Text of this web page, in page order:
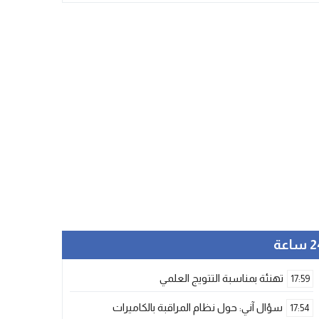
17:59 تهنئة بمناسبة التتويج العلمي
17:54 سؤال آني: حول نظام المراقبة بالكاميرات